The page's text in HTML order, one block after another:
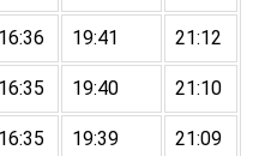
16:36 19:41 21:12
16:35 19:40 21:10
16:35 19:39 21:09